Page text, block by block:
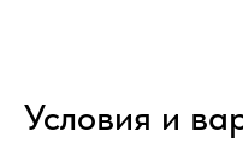
Условия и